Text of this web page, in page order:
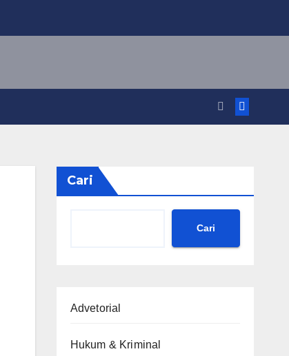
Cari
Cari
Advetorial
Hukum & Kriminal